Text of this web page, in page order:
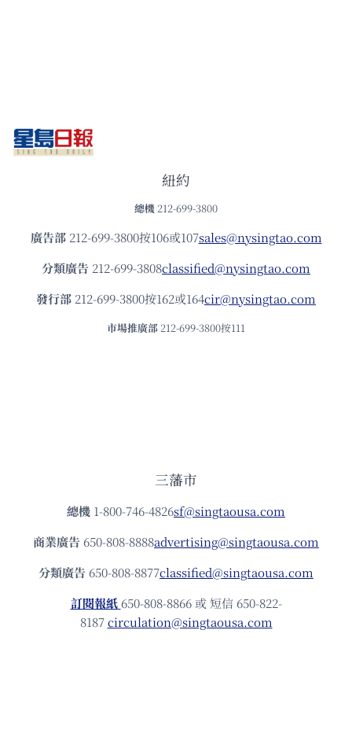
紐約
總機 212-699-3800
廣告部212-699-3800按106或107sales@nysingtao.com
分類廣告 212-699-3808classified@nysingtao.com
發⾏部 212-699-3800按162或164cir@nysingtao.com
市場推廣部 212-699-3800按111
三藩市
總機 1-800-746-4826sf@singtaousa.com
商業廣告 650-808-8888advertising@singtaousa.com
分類廣告 650-808-8877classified@singtaousa.com
訂閱報紙 650-808-8866 或 短信 650-822-
8187circulation@singtaousa.com